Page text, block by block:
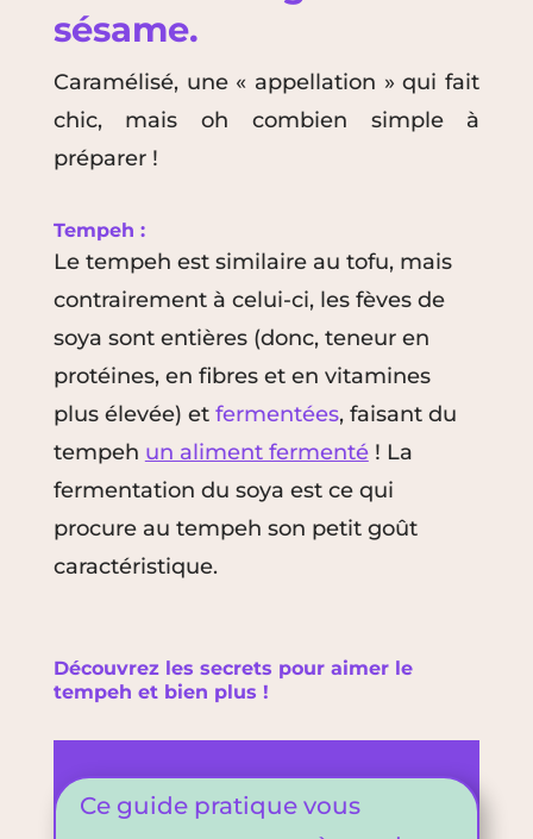
sésame.
Caramélisé, une « appellation » qui fait
chic, mais oh combien simple à
préparer !
Tempeh :
Le tempeh est similaire au tofu, mais
contrairement à celui-ci, les fèves de
soya sont entières (donc, teneur en
protéines, en fibres et en vitamines
plus élevée) et fermentées, faisant du
tempeh un aliment fermenté! La
fermentation du soya est ce qui
procure au tempeh son petit goût
caractéristique.
Découvrez les secrets pour aimer le
tempeh et bien plus !
Ce guide pratique vous